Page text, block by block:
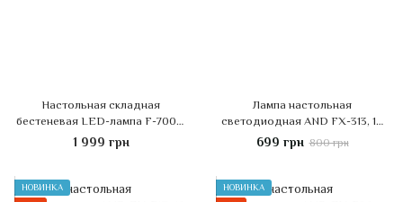
Настольная складная
бестеневая LED-лампа F-700A,
38 Вт, Черная
1 999 грн
Лампа настольная
светодиодная AND FX-313, 10
Вт, Белая
699 грн 800 грн
НОВИНКА
НОВИНКА